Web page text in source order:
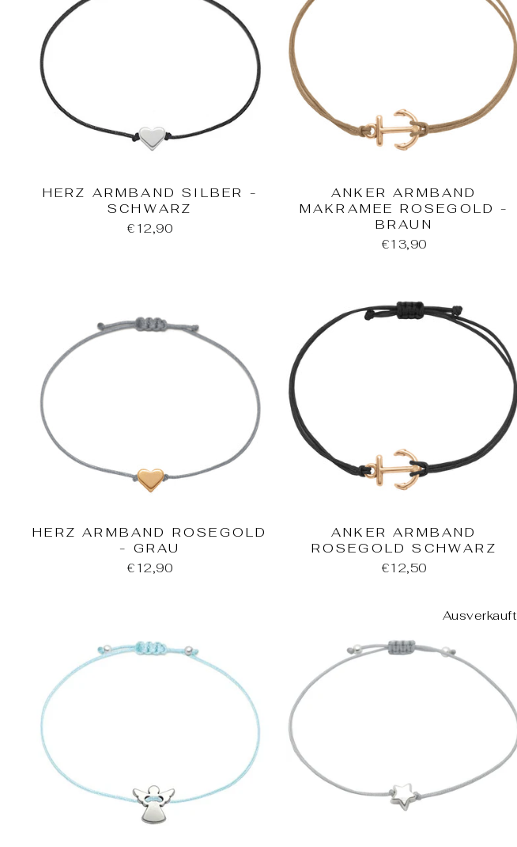
HERZ ARMBAND SILBER -
SCHWARZ
€12,90
ANKER ARMBAND
MAKRAMEE ROSEGOLD -
BRAUN
€13,90
HERZ ARMBAND ROSEGOLD
- GRAU
€12,90
ANKER ARMBAND
ROSEGOLD SCHWARZ
€12,50
Ausverkauft